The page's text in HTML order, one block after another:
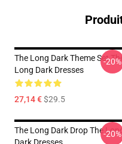
The Long Dark Theme Set
Long Dark Dresses
27,14 €$29.5
-20%
The Long Dark Drop The-20%